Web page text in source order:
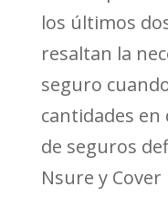
los últimos
resaltan la
seguro
cantidades
de seguros
Nsure y